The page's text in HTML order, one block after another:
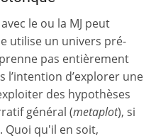
le ou la MJ peut
utilise un univers pré-
pas entièrement
l’intention d’explorer une
des hypothèses
général (metaplot), si
Quoi qu'il en soit,